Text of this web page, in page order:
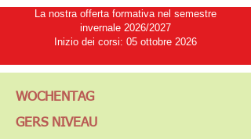
La nostra offerta formativa nel semestre
invernale 2026/2027
Inizio dei corsi: 05 ottobre 2026
WOCHENTAG
GERS NIVEAU